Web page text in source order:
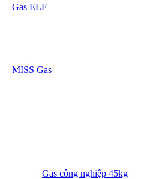
Gas ELF
MISS Gas
Gas công nghiệp 45kg